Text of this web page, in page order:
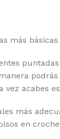
más
vez acabes
más
en